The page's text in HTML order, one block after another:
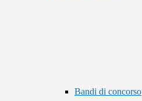
Bandi di concorso